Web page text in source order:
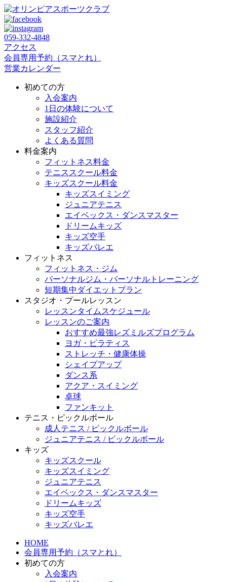
059‐332‐4848
アクセス
会員専用予約（スマとれ）
営業カレンダー
初めての方
入会案内
1日の体験について
施設紹介
スタッフ紹介
よくある質問
料金案内
フィットネス料金
テニススクール料金
キッズスクール料金
キッズスイミング
ジュニアテニス
エイベックス・ダンスマスター
ドリームキッズ
キッズ空手
キッズバレエ
フィットネス
フィットネス・ジム
パーソナルジム・パーソナルトレーニング
短期集中ダイエットプラン
スタジオ・プールレッスン
レッスンタイムスケジュール
レッスンのご案内
おすすめ最強レズミルズプログラム
ヨガ・ピラティス
ストレッチ・健康体操
シェイプアップ
ダンス系
アクア・スイミング
卓球
ファンキット
テニス・ピックルボール
成人テニス / ピックルボール
ジュニアテニス / ピックルボール
キッズ
キッズスクール
キッズスイミング
ジュニアテニス
エイベックス・ダンスマスター
ドリームキッズ
キッズ空手
キッズバレエ
HOME
会員専用予約（スマとれ）
初めての方
入会案内